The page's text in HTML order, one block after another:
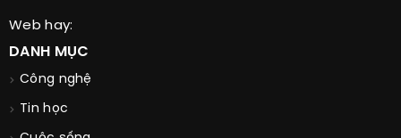
Web hay:
DANH MỤC
Công nghệ
Tin học